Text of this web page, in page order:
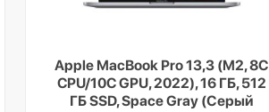
Apple MacBook Pro 13,3 (M2, 8C
CPU/10C GPU, 2022), 16 ГБ, 512
ГБ SSD, Space Gray (Серый